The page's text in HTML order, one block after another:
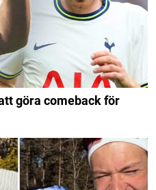
göra comeback för